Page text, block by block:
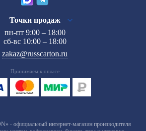
Точки продаж
пн-пт 9:00 – 18:00
сб-вс 10:00 – 18:00
zakaz@russcarton.ru
Принимаем к оплате
- официальный интернет-магазин производителя